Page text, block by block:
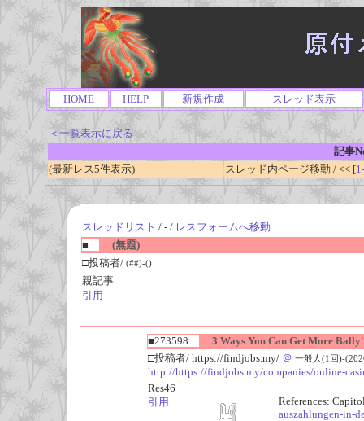
HOME HELP 新規作成 スレッド表示
＜一覧表示に戻る
記事
(最新レス5件表示)
スレッド内ページ移動 / << [
スレッドリスト / - / レスフォームへ移動
■
(無題)
□投稿者/ (##)-()
親記事
引用
■273598
3 Ways You Can Get More
□投稿者/ https://findjobs.my/ ＠ 一般人(1回)-
http://https://findjobs.my/companies/online-
Res46
引用
References:
auszahlungen-in-